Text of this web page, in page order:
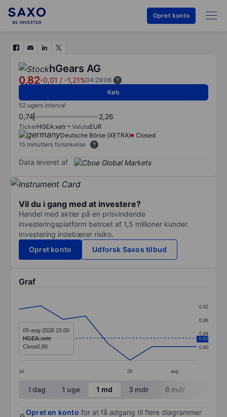
Opret konto
hGears AG
0,82-0,01 / -1,21%04:29:06
Køb
52 ugers interval
0,74 2,26
TickerHGEA:xetr ValutaEUR
Deutsche Börse (XETRA)
Closed
15 minutters forsinkelse
Data leveret af
Vil du i gang med at investere?
Handel med aktier på en prisvindende
investeringsplatform betroet af 1,5 millioner kunder.
Investering indebærer risiko.
Opret konto
Udforsk Saxos tilbud
Graf
Line chart with 9 data points.
The chart has 1 X axis displaying categories.
The chart has 1 Y axis displaying values. Data
jul 28 aug
0,80
0,84
0,88
0,92
0,83
05-aug-2026 15:00
HGEA:xetr
Close0,80
End of interactive chart.
I dag 1 uge 1 md 3 mdr 6 mdr
Opret en konto for at få adgang til flere diagrammer